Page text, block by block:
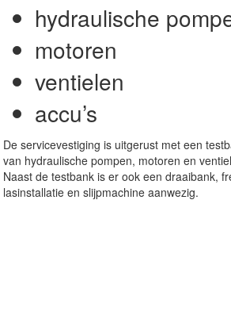
hydraulische
motoren
ventielen
accu’s
De servicevestiging is uitgerust met een
van hydraulische pompen, motoren en
Naast de testbank is er ook een draaibank,
lasinstallatie en slijpmachine aanwezig.